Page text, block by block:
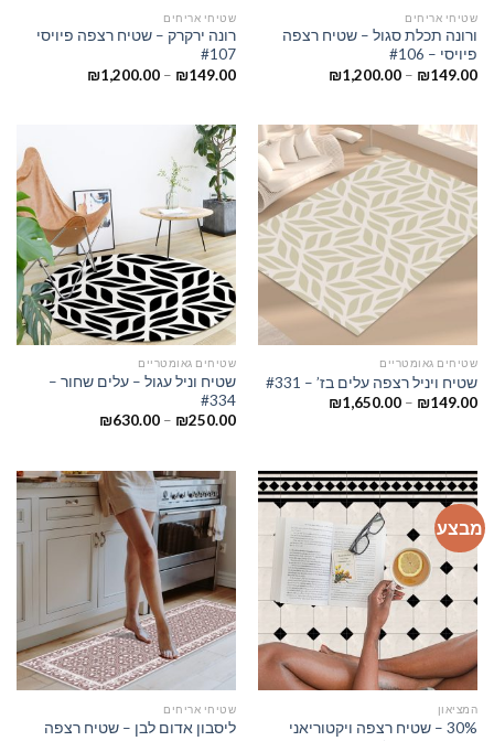
שטיחי אריחים
ורונה תכלת סגול – שטיח רצפה
פיויסי – #106
₪149.00
–
₪1,200.00
שטיחי אריחים
רונה ירקרק – שטיח רצפה פיויסי
#107
₪149.00
–
₪1,200.00
שטיחים גאומטריים
שטיח ויניל רצפה עלים בז’ – #331
₪149.00
–
₪1,650.00
שטיחים גאומטריים
שטיח וניל עגול – עלים שחור –
#334
₪250.00
–
₪630.00
מבצע
המציאון
30% – שטיח רצפה ויקטוריאני
שטיחי אריחים
ליסבון אדום לבן – שטיח רצפה